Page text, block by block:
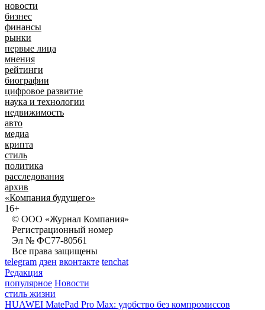
новости
бизнес
финансы
рынки
первые лица
мнения
рейтинги
биографии
цифровое развитие
наука и технологии
недвижимость
авто
медиа
крипта
стиль
политика
расследования
архив
«Компания будущего»
16+
© ООО «Журнал Компания»
Регистрационный номер
Эл № ФС77-80561
Все права защищены
telegram дзен вконтакте tenchat
Редакция
популярное Новости
стиль жизни
HUAWEI MatePad Pro Max: удобство без компромиссов